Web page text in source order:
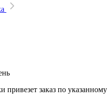
привезет заказ по